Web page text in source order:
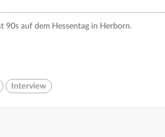
90s auf dem Hessentag in Herborn.
Interview